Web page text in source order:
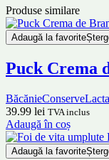
Produse similare
Adaugă la favorite
Puck Crema
BăcănieConserve
39.99 lei TVA inclus
Adaugă în coș
Adaugă la favorite